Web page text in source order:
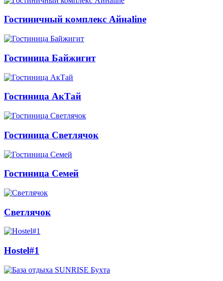
Гостиничный комплекс Айнаline
Гостиница Байжигит
Гостиница АкТай
Гостиница Светлячок
Гостиница Семей
Светлячок
Hostel#1